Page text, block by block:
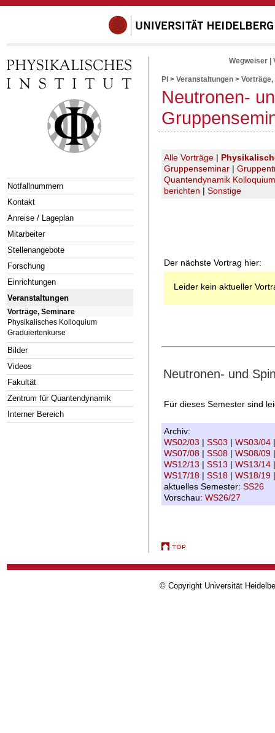
Notfallnummern
Kontakt
Anreise / Lageplan
Mitarbeiter
Stellenangebote
Forschung
Einrichtungen
Veranstaltungen
Vorträge, Seminare
Physikalisches Kolloquium
Graduiertenkurse
Bilder
Videos
Fakultät
Zentrum für Quantendynamik
Interner Bereich
Wegweiser
PI > Veranstaltungen > Vorträge,
Neutronen-
Alle Vorträge |
Gruppenseminar |
Quantendynamik Kolloquium
berichten | Sonstige
Der nächste Vortrag hier:
Leider kein aktueller
Neutronen- und
Für dieses Semester sind
Archiv:
WS02/03 | SS03 | WS03/04
WS07/08 | SS08 | WS08/09
WS12/13 | SS13 | WS13/14
WS17/18 | SS18 | WS18/19
aktuelles Semester: SS26
Vorschau: WS26/27
© Copyright Universität